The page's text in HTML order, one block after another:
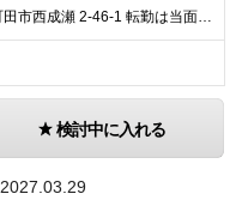
【本社】 東京都町田市西成瀬 2-46-1 転勤は当面の間ありません。 (変更の範囲)会社の定める勤務地
検討中に入れる
2027.03.29